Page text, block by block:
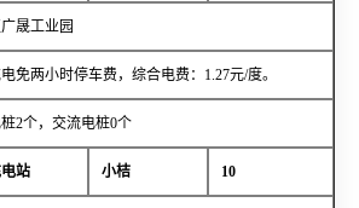
晟工业园
免两小时停车费，综合电费：1.27元/度。
2个，交流电桩0个
站 小桔 10